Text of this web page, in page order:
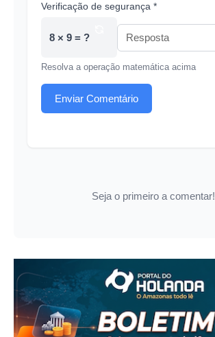
Verificação de segurança *
8 × 9 = ?
Resolva a operação matemática acima
Enviar Comentário
Seja o primeiro a comentar!